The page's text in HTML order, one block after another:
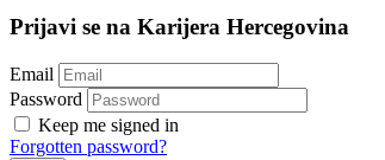
Prijavi se na Karijera Hercegovina
Email
Password
Keep me signed in
Forgotten password?